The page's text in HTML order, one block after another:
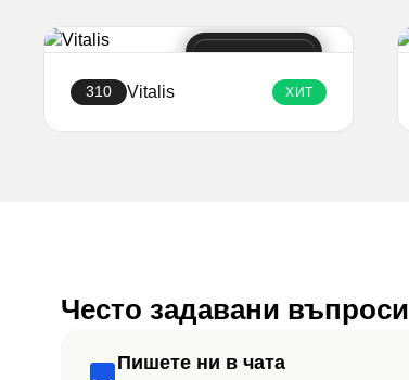
310 Vitalis ХИТ
Често задавани въпроси
Пишете ни в чата